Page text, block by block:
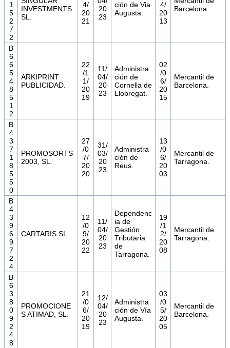
1
5
2
7
2
INVESTMENTS
SL.
4/
20
21
20
23
ción de Via
Augusta.
4/
20
13
Barcelona.
B
6
6
5
4
8
5
1
2
ARKIPRINT
PUBLICIDAD.
22
/1
1/
20
19
11/
04/
20
23
Administra
ción de
Cornella de
Llobregat.
02
/0
6/
20
15
Mercantil de
Barcelona.
B
4
3
7
1
8
5
5
0
PROMOSORTS
2003, SL.
27
/0
7/
20
20
31/
03/
20
23
Administra
ción de
Reus.
13
/0
6/
20
03
Mercantil de
Tarragona.
B
4
3
9
6
9
7
2
4
CARTARIS SL.
12
/0
9/
20
22
11/
04/
20
23
Dependenc
ia de
Gestión
Tributaria
de
Tarragona.
19
/1
2/
20
08
Mercantil de
Tarragona.
B
6
3
8
0
9
2
4
8
PROMOCIONE
S ATIMAD, SL.
21
/0
6/
20
19
12/
04/
20
23
Administra
ción de Vía
Augusta.
03
/0
5/
20
05
Mercantil de
Barcelona.